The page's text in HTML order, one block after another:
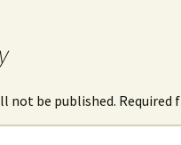
not be published. Required